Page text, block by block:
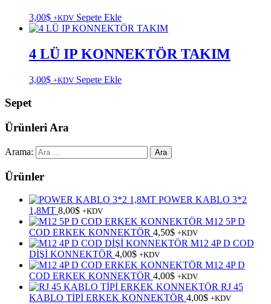
3,00$ +KDV Sepete Ekle
4 LÜ IP KONNEKTÖR TAKIM
3,00$ +KDV Sepete Ekle
Sepet
Ürünleri Ara
Arama:
Ürünler
POWER KABLO 3*2
1,8MT 8,00$ +KDV
M12 5P D
COD ERKEK KONNEKTÖR 4,50$ +KDV
M12 4P D COD
DİŞİ KONNEKTÖR 4,00$ +KDV
M12 4P D
COD ERKEK KONNEKTÖR 4,00$ +KDV
RJ 45
KABLO TİPİ ERKEK KONNEKTÖR 4,00$ +KDV